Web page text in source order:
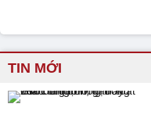
TIN MỚI